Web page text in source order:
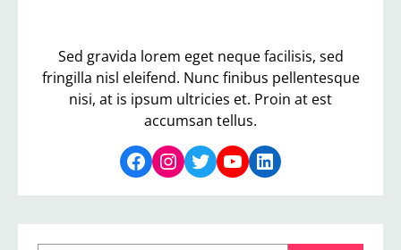
Sed gravida lorem eget neque facilisis, sed
fringilla nisl eleifend. Nunc finibus pellentesque
nisi, at is ipsum ultricies et. Proin at est
accumsan tellus.
Facebook Instagram Twitter YouTube LinkedIn